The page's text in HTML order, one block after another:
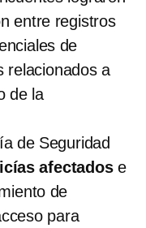
entre registros
de
relacionados a
de la
de Seguridad
afectadose
de
para